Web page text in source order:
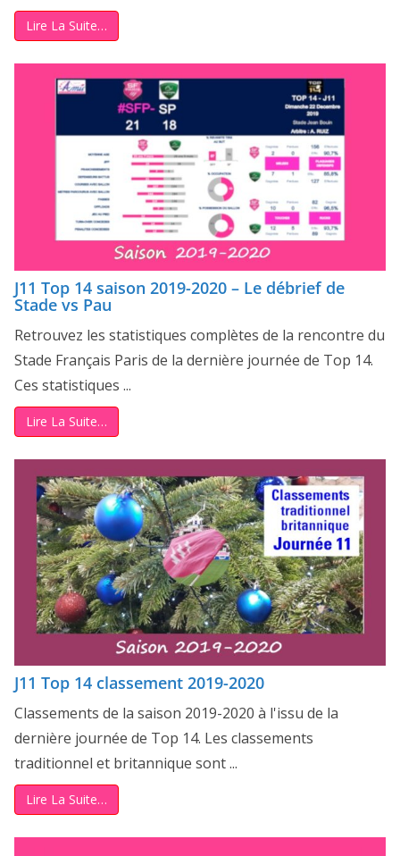
Lire La Suite…
J11 Top 14 saison 2019-2020 – Le débrief de
Stade vs Pau
Retrouvez les statistiques complètes de la rencontre du
Stade Français Paris de la dernière journée de Top 14.
Ces statistiques ...
Lire La Suite…
J11 Top 14 classement 2019-2020
Classements de la saison 2019-2020 à l'issu de la
dernière journée de Top 14. Les classements
traditionnel et britannique sont ...
Lire La Suite…